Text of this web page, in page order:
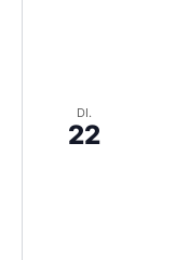
DI.
22